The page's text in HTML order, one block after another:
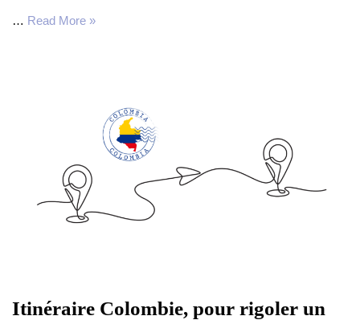
… Read More »
Itinéraire Colombie, pour rigoler un